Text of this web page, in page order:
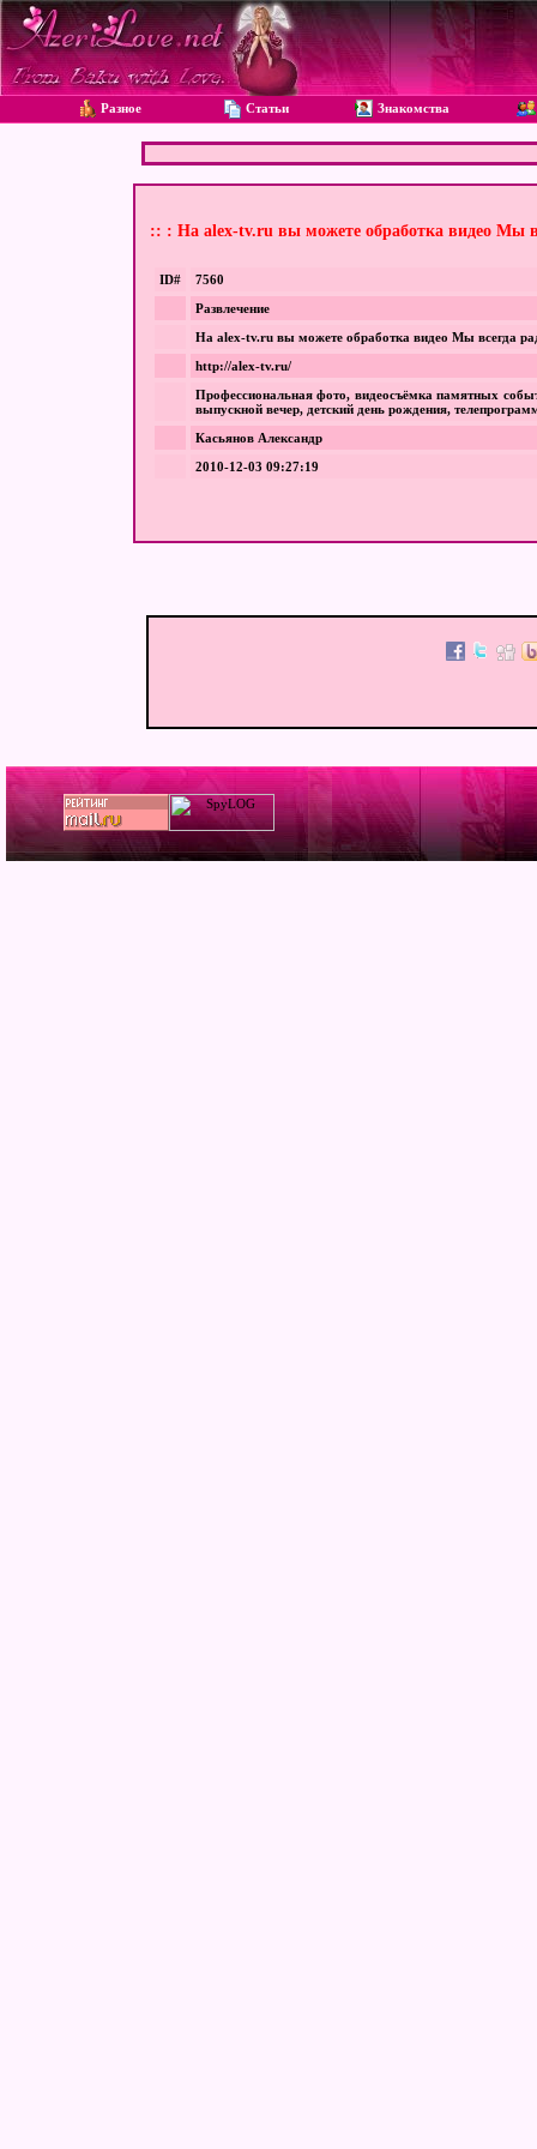
Разное Статьи Знакомства
:: : На alex-tv.ru вы можете обработка видео Мы
ID#
7560
Развлечение
На alex-tv.ru вы можете обработка видео Мы всегда
http://alex-tv.ru/
Профессиональная фото, видеосъёмка памятных
выпускной вечер, детский день рождения,
Касьянов Александр
2010-12-03 09:27:19